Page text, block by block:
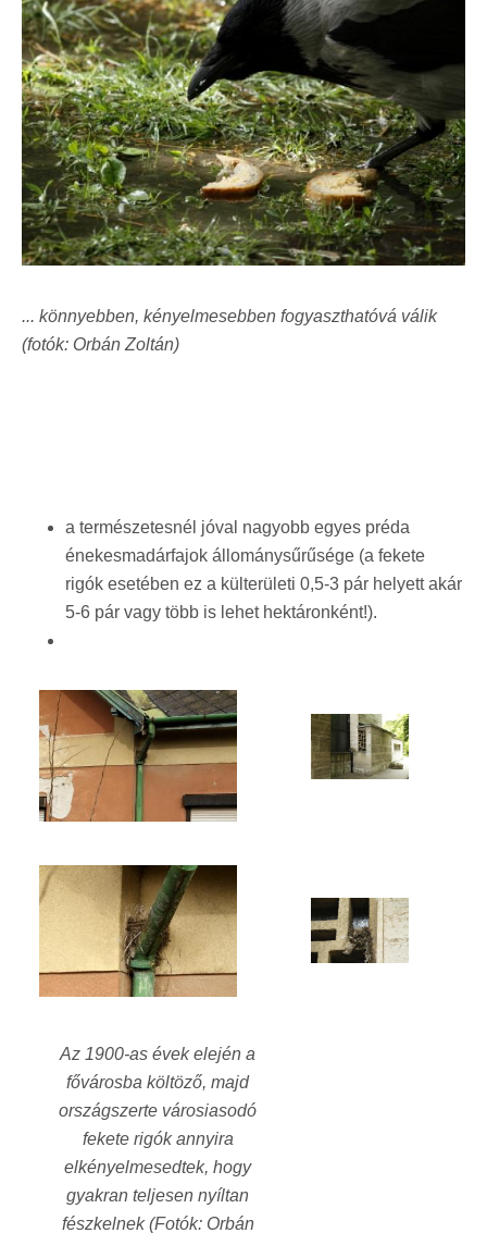
... könnyebben, kényelmesebben fogyaszthatóvá válik
(fotók: Orbán Zoltán)
a természetesnél jóval nagyobb egyes préda
énekesmadárfajok állománysűrűsége (a fekete
rigók esetében ez a külterületi 0,5-3 pár helyett akár
5-6 pár vagy több is lehet hektáronként!).
Az 1900-as évek elején a
fővárosba költöző, majd
országszerte városiasodó
fekete rigók annyira
elkényelmesedtek, hogy
gyakran teljesen nyíltan
fészkelnek (Fotók: Orbán